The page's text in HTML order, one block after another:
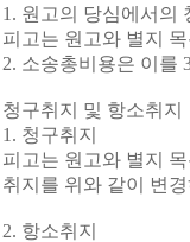
1. 원고의 당심에서의
피고는 원고와 별지
2. 소송총비용은 이를
청구취지 및 항소취지
1. 청구취지
피고는 원고와 별지
취지를 위와 같이 변
2. 항소취지